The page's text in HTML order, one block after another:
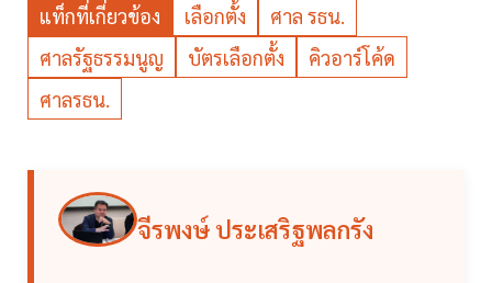
แท็กที่เกี่ยวข้อง เลือกตั้ง
ศาล รธน.
ศาลรัฐธรรมนูญ
บัตรเลือกตั้ง
คิวอาร์โค้ด
ศาลรธน.
จีรพงษ์ ประเสริฐพลกรัง